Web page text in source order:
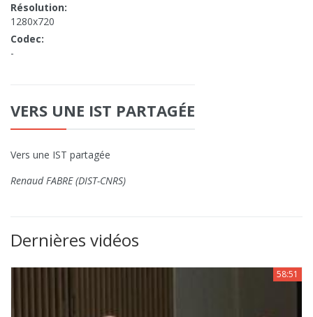
Résolution:
1280x720
Codec:
-
VERS UNE IST PARTAGÉE
Vers une IST partagée
Renaud FABRE (DIST-CNRS)
Dernières vidéos
58:51